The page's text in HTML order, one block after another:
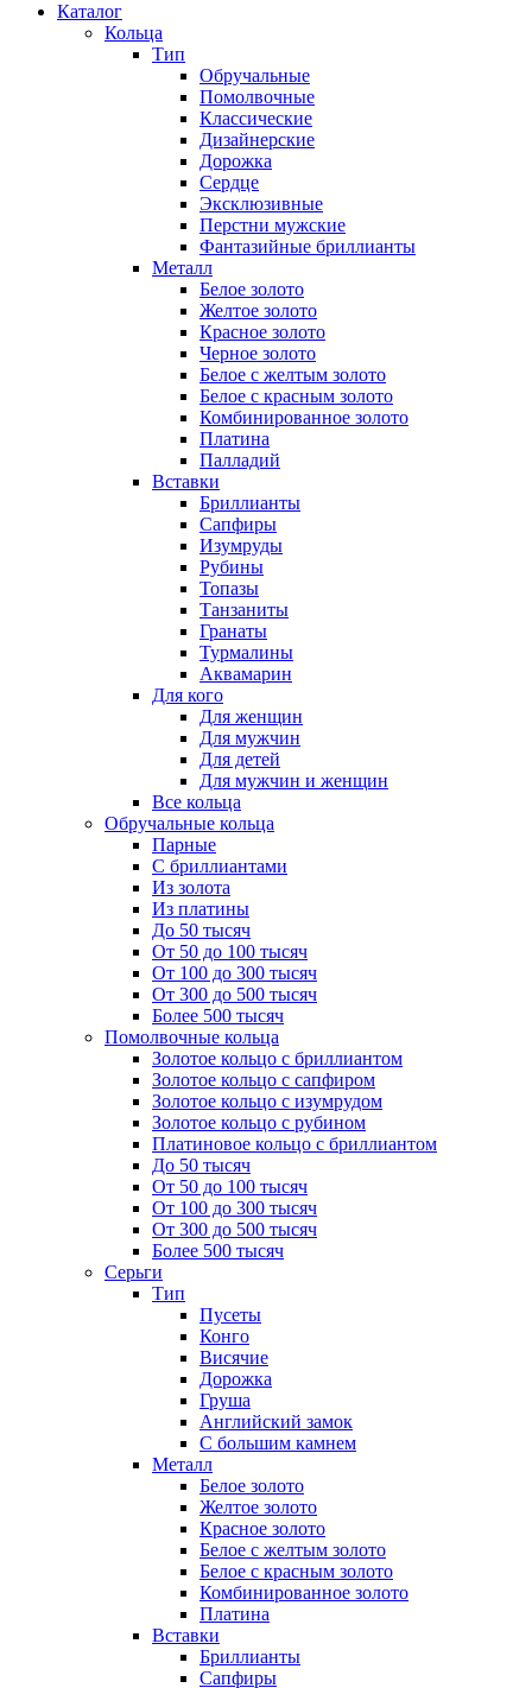
Каталог
Кольца
Тип
Обручальные
Помолвочные
Классические
Дизайнерские
Дорожка
Сердце
Эксклюзивные
Перстни мужские
Фантазийные бриллианты
Металл
Белое золото
Желтое золото
Красное золото
Черное золото
Белое с желтым золото
Белое с красным золото
Комбинированное золото
Платина
Палладий
Вставки
Бриллианты
Сапфиры
Изумруды
Рубины
Топазы
Танзаниты
Гранаты
Турмалины
Аквамарин
Для кого
Для женщин
Для мужчин
Для детей
Для мужчин и женщин
Все кольца
Обручальные кольца
Парные
С бриллиантами
Из золота
Из платины
До 50 тысяч
От 50 до 100 тысяч
От 100 до 300 тысяч
От 300 до 500 тысяч
Более 500 тысяч
Помолвочные кольца
Золотое кольцо с бриллиантом
Золотое кольцо с сапфиром
Золотое кольцо с изумрудом
Золотое кольцо с рубином
Платиновое кольцо с бриллиантом
До 50 тысяч
От 50 до 100 тысяч
От 100 до 300 тысяч
От 300 до 500 тысяч
Более 500 тысяч
Серьги
Тип
Пусеты
Конго
Висячие
Дорожка
Груша
Английский замок
С большим камнем
Металл
Белое золото
Желтое золото
Красное золото
Белое с желтым золото
Белое с красным золото
Комбинированное золото
Платина
Вставки
Бриллианты
Сапфиры